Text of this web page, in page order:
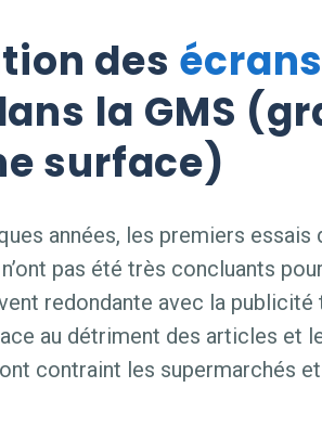
des
la GMS
surface)
années, les premiers essais
n’ont pas été très concluants
redondante avec la
au détriment des articles et
contraint les supermarchés